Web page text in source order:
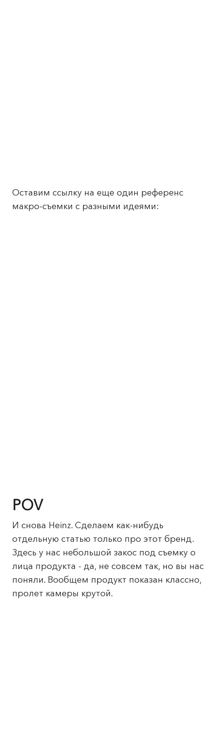
Оставим ссылку на еще один референс
макро-съемки с разными идеями:
POV
И снова Heinz. Сделаем как-нибудь
отдельную статью только про этот бренд.
Здесь у нас небольшой закос под съемку о
лица продукта - да, не совсем так, но вы нас
поняли. Вообщем продукт показан классно,
пролет камеры крутой.